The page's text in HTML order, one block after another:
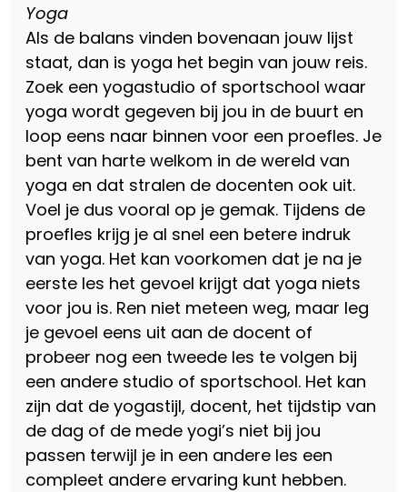
Yoga
Als de balans vinden bovenaan jouw lijst
staat, dan is yoga het begin van jouw reis.
Zoek een yogastudio of sportschool waar
yoga wordt gegeven bij jou in de buurt en
loop eens naar binnen voor een proefles. Je
bent van harte welkom in de wereld van
yoga en dat stralen de docenten ook uit.
Voel je dus vooral op je gemak. Tijdens de
proefles krijg je al snel een betere indruk
van yoga. Het kan voorkomen dat je na je
eerste les het gevoel krijgt dat yoga niets
voor jou is. Ren niet meteen weg, maar leg
je gevoel eens uit aan de docent of
probeer nog een tweede les te volgen bij
een andere studio of sportschool. Het kan
zijn dat de yogastijl, docent, het tijdstip van
de dag of de mede yogi’s niet bij jou
passen terwijl je in een andere les een
compleet andere ervaring kunt hebben.